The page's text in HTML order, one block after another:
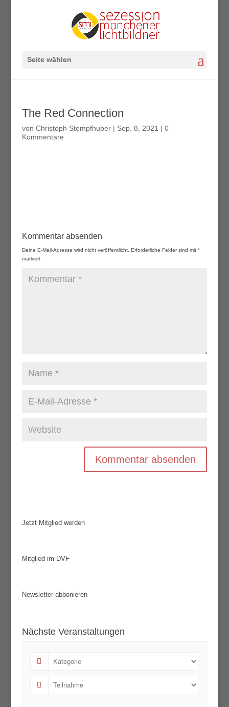
Seite wählen
The Red Connection
von Christoph Stempfhuber| Sep. 8, 2021 | 0
Kommentare
Kommentar absenden
Deine E-Mail-Adresse wird nicht veröffentlicht. Erforderliche Felder sind mit *
markiert
Jetzt Mitglied werden
Mitglied im DVF
Newsletter abbonieren
Nächste Veranstaltungen